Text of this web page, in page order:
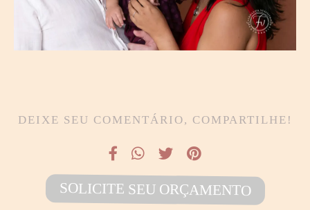
DEIXE SEU COMENTÁRIO, COMPARTILHE!
SOLICITE SEU ORÇAMENTO